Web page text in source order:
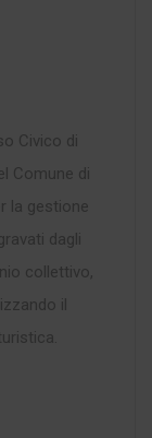
Civico di
Comune di
la gestione
dagli
collettivo,
il